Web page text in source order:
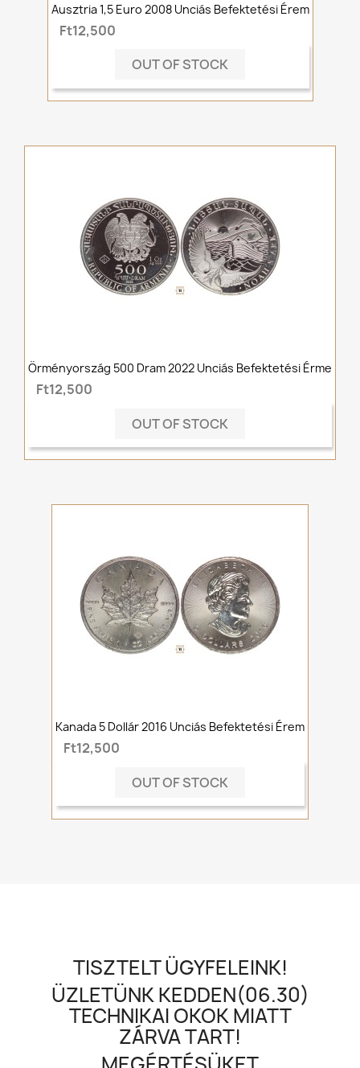
Ausztria 1,5 Euro 2008 Unciás Befektetési Érem
Ft12,500
OUT OF STOCK
Örményország 500 Dram 2022 Unciás Befektetési Érme
Ft12,500
OUT OF STOCK
Kanada 5 Dollár 2016 Unciás Befektetési Érem
Ft12,500
OUT OF STOCK
TISZTELT ÜGYFELEINK!
ÜZLETÜNK KEDDEN(06.30)
TECHNIKAI OKOK MIATT
ZÁRVA TART!